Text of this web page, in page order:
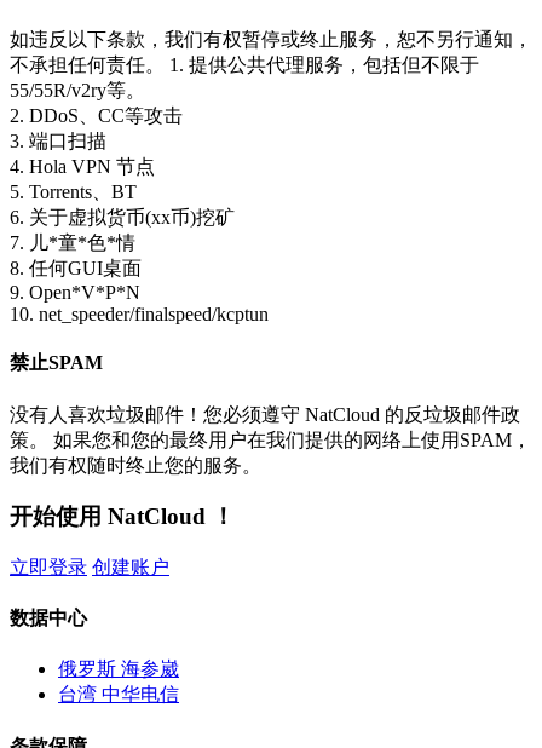
如违反以下条款，我们有权暂停或终止服务，恕不另行通知，
不承担任何责任。 1. 提供公共代理服务，包括但不限于
55/55R/v2ry等。
2. DDoS、CC等攻击
3. 端口扫描
4. Hola VPN 节点
5. Torrents、BT
6. 关于虚拟货币(xx币)挖矿
7. 儿*童*色*情
8. 任何GUI桌面
9. Open*V*P*N
10. net_speeder/finalspeed/kcptun
禁止SPAM
没有人喜欢垃圾邮件！您必须遵守 NatCloud 的反垃圾邮件政
策。 如果您和您的最终用户在我们提供的网络上使用SPAM，
我们有权随时终止您的服务。
开始使用 NatCloud ！
立即登录 创建账户
数据中心
俄罗斯 海参崴
台湾 中华电信